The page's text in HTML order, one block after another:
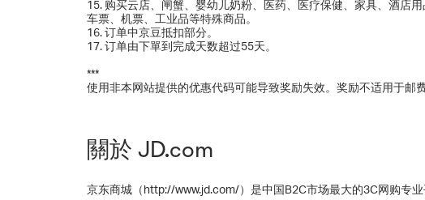
15. 购买云店、闸蟹、婴幼儿奶粉、医药、医疗保健、家具、酒店
车票、机票、工业品等特殊商品。
16. 订单中京豆抵扣部分。
17. 订单由下單到完成天数超过55天。
***
使用非本网站提供的优惠代码可能导致奖励失效。奖励不适用于邮
關於 JD.com
京东商城（http://www.jd.com/）是中国B2C市场最大的3C网购专